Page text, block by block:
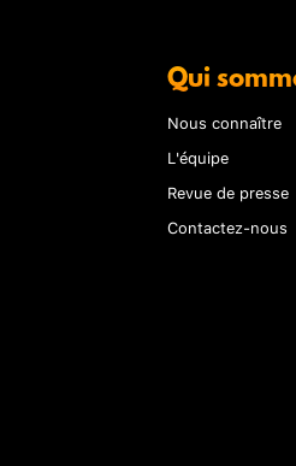
Qui
Nous connaître
L'équipe
Revue de presse
Contactez-nous